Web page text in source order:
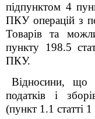
підпунктом 4
ПКУ операцій з
Товарів та
пункту 198.5
ПКУ.
Відносини, що
податків і
(пункт 1.1 статті